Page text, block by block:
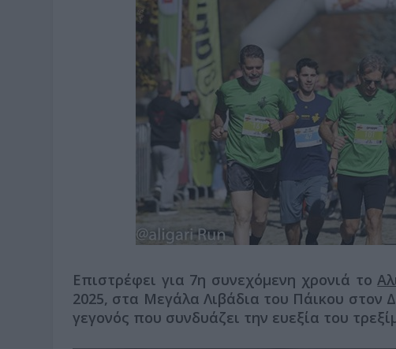
Επιστρέφει για 7η συνεχόμενη χρονιά το
2025, στα Μεγάλα Λιβάδια του Πάικου στον
γεγονός που συνδυάζει την ευεξία του